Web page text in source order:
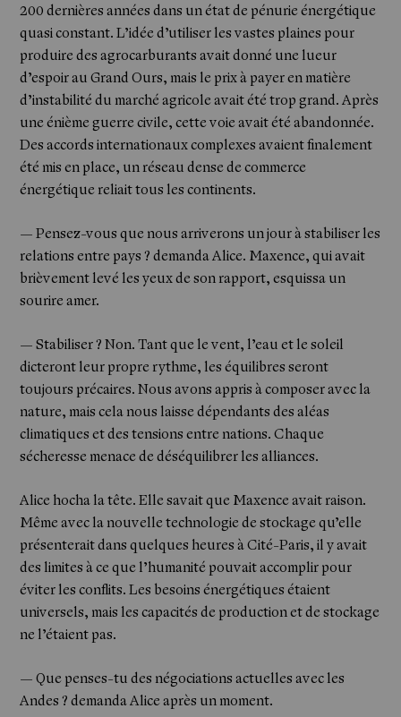
200 dernières années dans un état de pénurie énergétique
quasi constant. L’idée d’utiliser les vastes plaines pour
produire des agrocarburants avait donné une lueur
d’espoir au Grand Ours, mais le prix à payer en matière
d’instabilité du marché agricole avait été trop grand. Après
une énième guerre civile, cette voie avait été abandonnée.
Des accords internationaux complexes avaient finalement
été mis en place, un réseau dense de commerce
énergétique reliait tous les continents.
— Pensez-vous que nous arriverons un jour à stabiliser les
relations entre pays ? demanda Alice. Maxence, qui avait
brièvement levé les yeux de son rapport, esquissa un
sourire amer.
— Stabiliser ? Non. Tant que le vent, l’eau et le soleil
dicteront leur propre rythme, les équilibres seront
toujours précaires. Nous avons appris à composer avec la
nature, mais cela nous laisse dépendants des aléas
climatiques et des tensions entre nations. Chaque
sécheresse menace de déséquilibrer les alliances.
Alice hocha la tête. Elle savait que Maxence avait raison.
Même avec la nouvelle technologie de stockage qu’elle
présenterait dans quelques heures à Cité-Paris, il y avait
des limites à ce que l’humanité pouvait accomplir pour
éviter les conflits. Les besoins énergétiques étaient
universels, mais les capacités de production et de stockage
ne l’étaient pas.
— Que penses-tu des négociations actuelles avec les
Andes ? demanda Alice après un moment.